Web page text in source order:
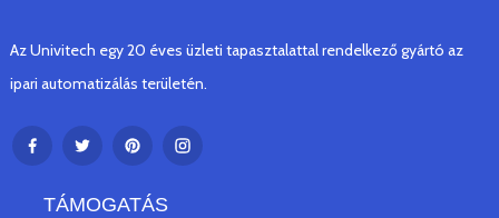
Az Univitech egy 20 éves üzleti tapasztalattal rendelkező gyártó az
ipari automatizálás területén.
TÁMOGATÁS